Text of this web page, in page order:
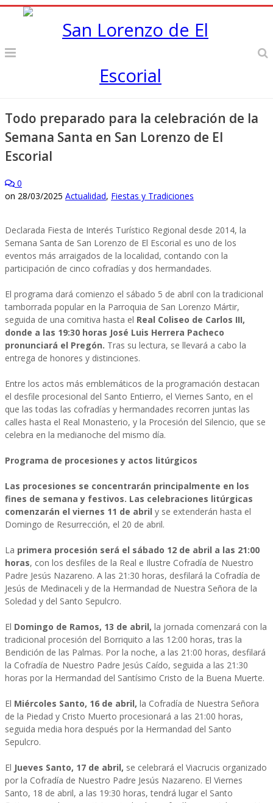
Todo preparado para la celebración de la
Semana Santa en San Lorenzo de El
Escorial
0
on 28/03/2025 Actualidad, Fiestas y Tradiciones
Declarada Fiesta de Interés Turístico Regional desde 2014, la
Semana Santa de San Lorenzo de El Escorial es uno de los
eventos más arraigados de la localidad, contando con la
participación de cinco cofradías y dos hermandades.
El programa dará comienzo el sábado 5 de abril con la tradicional
tamborrada popular en la Parroquia de San Lorenzo Mártir,
seguida de una comitiva hasta el Real Coliseo de Carlos III,
donde a las 19:30 horas José Luis Herrera Pacheco
pronunciará el Pregón. Tras su lectura, se llevará a cabo la
entrega de honores y distinciones.
Entre los actos más emblemáticos de la programación destacan
el desfile procesional del Santo Entierro, el Viernes Santo, en el
que las todas las cofradías y hermandades recorren juntas las
calles hasta el Real Monasterio, y la Procesión del Silencio, que se
celebra en la medianoche del mismo día.
Programa de procesiones y actos litúrgicos
Las procesiones se concentrarán principalmente en los
fines de semana y festivos. Las celebraciones litúrgicas
comenzarán el viernes 11 de abril y se extenderán hasta el
Domingo de Resurrección, el 20 de abril.
La primera procesión será el sábado 12 de abril a las 21:00
horas, con los desfiles de la Real e Ilustre Cofradía de Nuestro
Padre Jesús Nazareno. A las 21:30 horas, desfilará la Cofradía de
Jesús de Medinaceli y de la Hermandad de Nuestra Señora de la
Soledad y del Santo Sepulcro.
El Domingo de Ramos, 13 de abril, la jornada comenzará con la
tradicional procesión del Borriquito a las 12:00 horas, tras la
Bendición de las Palmas. Por la noche, a las 21:00 horas, desfilará
la Cofradía de Nuestro Padre Jesús Caído, seguida a las 21:30
horas por la Hermandad del Santísimo Cristo de la Buena Muerte.
El Miércoles Santo, 16 de abril, la Cofradía de Nuestra Señora
de la Piedad y Cristo Muerto procesionará a las 21:00 horas,
seguida media hora después por la Hermandad del Santo
Sepulcro.
El Jueves Santo, 17 de abril, se celebrará el Viacrucis organizado
por la Cofradía de Nuestro Padre Jesús Nazareno. El Viernes
Santo, 18 de abril, a las 19:30 horas, tendrá lugar el Santo